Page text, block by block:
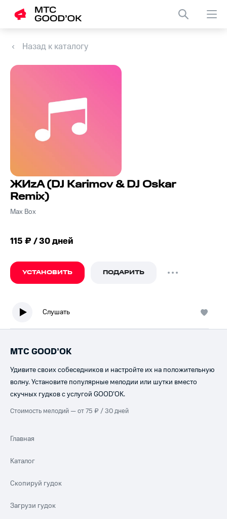
Назад к каталогу
ЖИzА (DJ Karimov & DJ Oskar
Remix)
Max Box
115 ₽ / 30 дней
УСТАНОВИТЬ ПОДАРИТЬ
Слушать
МТС GOOD’OK
Удивите своих собеседников и настройте их на положительную
волну. Установите популярные мелодии или шутки вместо
скучных гудков с услугой GOOD’OK.
Стоимость мелодий — от 75 ₽ / 30 дней
Главная
Каталог
Скопируй гудок
Загрузи гудок